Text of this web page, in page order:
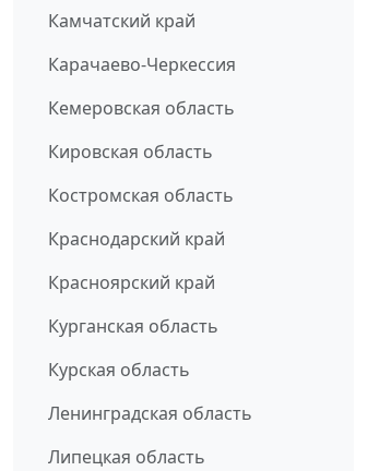
Камчатский край
Карачаево-Черкессия
Кемеровская область
Кировская область
Костромская область
Краснодарский край
Красноярский край
Курганская область
Курская область
Ленинградская область
Липецкая область